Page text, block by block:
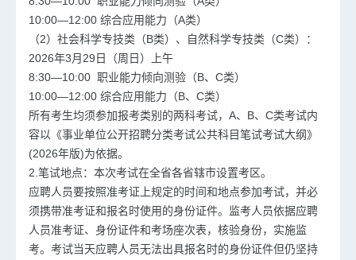
10:00—12:00 综合应用能力（A类）
（2）社会科学专技类（B类）、自然科学专技类（C类）：
2026年3月29日（周日）上午
8:30—10:00 职业能力倾向测验（B、C类）
10:00—12:00 综合应用能力（B、C类）
所有考生均须参加报考类别的两科考试，A、B、C类考试内
容以《事业单位公开招聘分类考试公共科目笔试考试大纲》
(2026年版)为依据。
2.笔试地点：本次考试在全省各省辖市设置考区。
应聘人员要按照准考证上规定的时间和地点参加考试，并必
须携带准考证和报名时使用的身份证件。监考人员依据应聘
人员准考证、身份证件和考场座次表，核验身份，实施监
考。考试当天应聘人员无法出具报名时的身份证件但仍坚持